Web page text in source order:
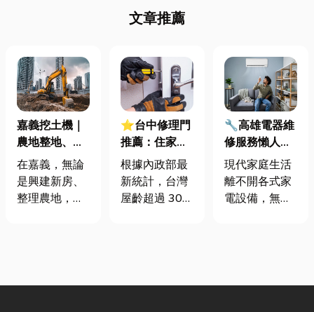
文章推薦
嘉義挖土機｜
農地整地、基
地開挖、土方
清運
在嘉義，無論
是興建新房、
整理農地，還
的嘉義挖土
⭐台中修理門
推薦：住家鐵
門卡住、大門
下垂怎麼辦？
維修費用與不
根據內政部最
新統計，台灣
屋齡超過 30
疲勞與結構鏽
🔧高雄電器維
修服務懶人包
｜冷氣、冰
箱、洗衣機專
業維修
現代家庭生活
離不開各式家
電設備，無論
還是每天幫助